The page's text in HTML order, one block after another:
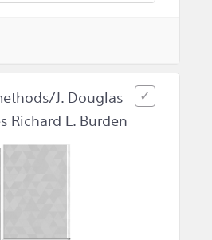
J. Douglas
Richard L. Burden.